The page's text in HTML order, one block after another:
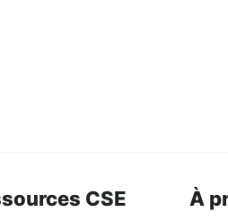
CSE À